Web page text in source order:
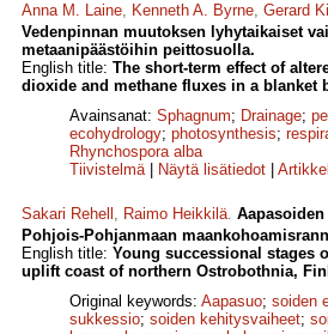
Anna M. Laine, Kenneth A. Byrne, Gerard
Vedenpinnan muutoksen lyhytaikaiset
metaanipäästöihin peittosuolla.
English title: The short-term effect of
dioxide and methane fluxes in a blanket
Avainsanat: Sphagnum; Drainage;
ecohydrology; photosynthesis;
Rhynchospora alba
Tiivistelmä| Näytä lisätiedot
Sakari Rehell , Raimo Heikkilä.
Pohjois-Pohjanmaan
English title: Young successional stages
uplift coast of northern Ostrobothnia,
Original keywords: Aapasuo; soiden
sukkessio; soiden kehitysvaiheet;